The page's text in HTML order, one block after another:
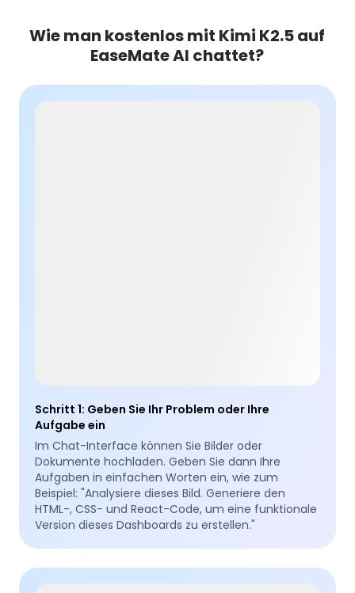
Wie man kostenlos mit Kimi K2.5 auf
EaseMate AI chattet?
Schritt 1: Geben Sie Ihr Problem oder Ihre
Aufgabe ein
Im Chat-Interface können Sie Bilder oder
Dokumente hochladen. Geben Sie dann Ihre
Aufgaben in einfachen Worten ein, wie zum
Beispiel: "Analysiere dieses Bild. Generiere den
HTML-, CSS- und React-Code, um eine funktionale
Version dieses Dashboards zu erstellen."